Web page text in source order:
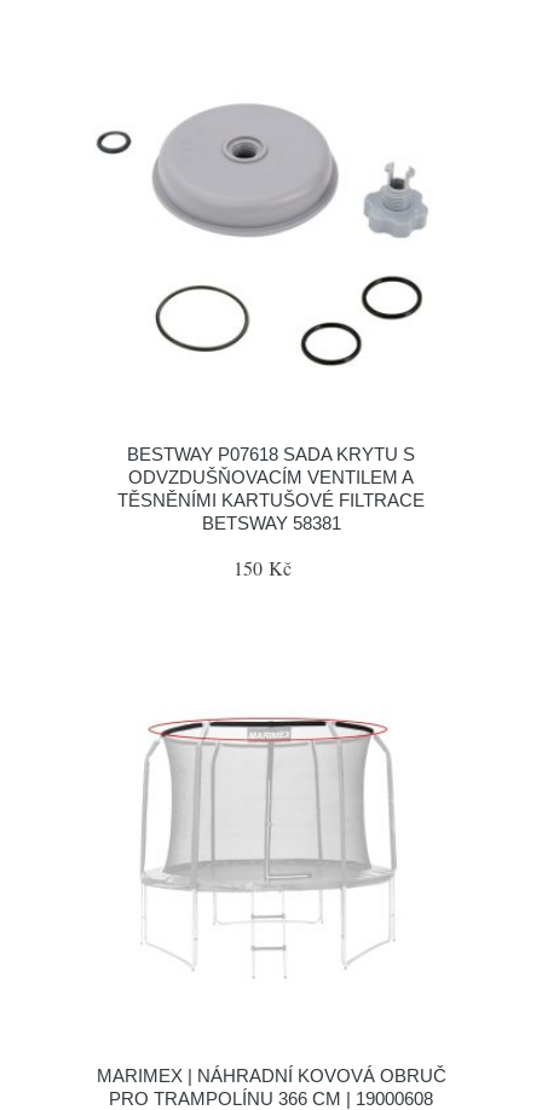
BESTWAY P07618 SADA KRYTU S
ODVZDUŠŇOVACÍM VENTILEM A
TĚSNĚNÍMI KARTUŠOVÉ FILTRACE
BETSWAY 58381
150 Kč
MARIMEX | NÁHRADNÍ KOVOVÁ OBRUČ
PRO TRAMPOLÍNU 366 CM | 19000608